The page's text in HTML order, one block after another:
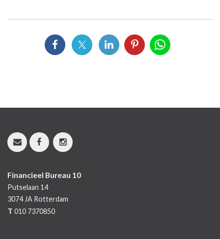
Financieel Bureau 10
Putselaan 14
3074 JA Rotterdam
T 010 7370850